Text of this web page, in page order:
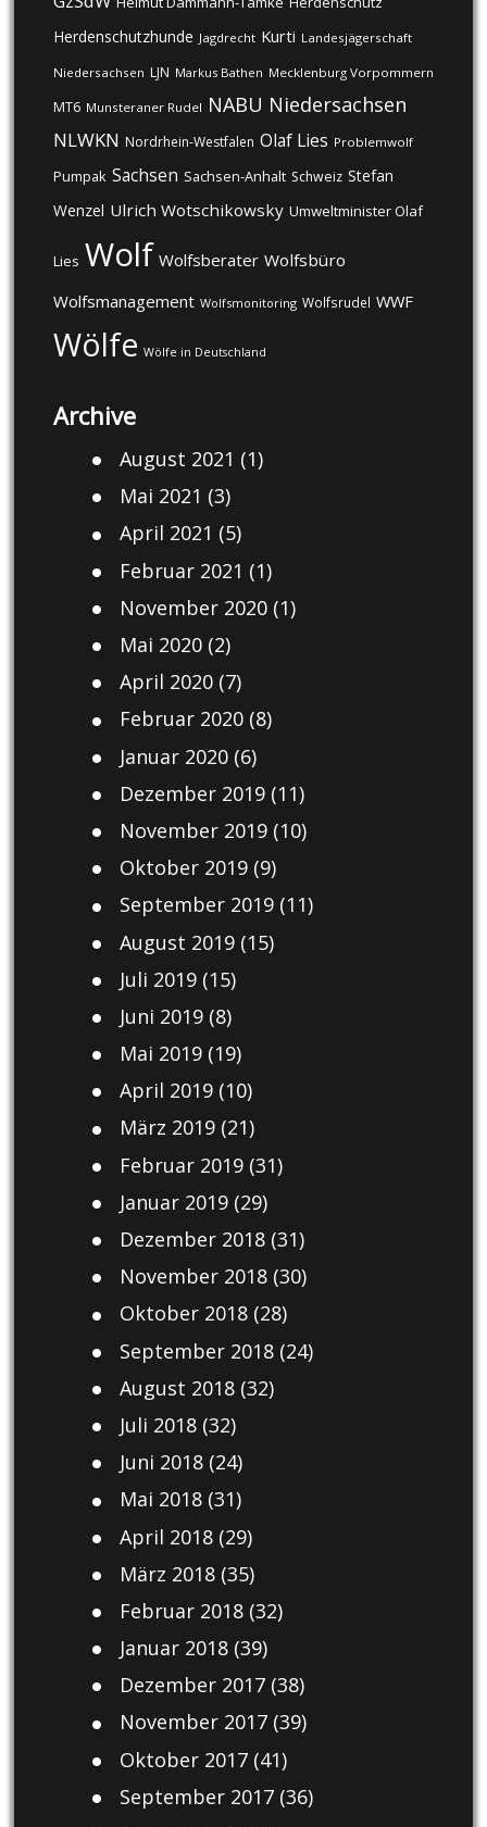
Herdenschutzhunde Jagdrecht Kurti Landesjägerschaft
Niedersachsen LJN Markus Bathen Mecklenburg Vorpommern
MT6 Munsteraner Rudel NABU Niedersachsen
NLWKN Nordrhein-Westfalen Olaf Lies Problemwolf
Pumpak Sachsen Sachsen-Anhalt Schweiz Stefan
Wenzel Ulrich Wotschikowsky Umweltminister Olaf
Lies Wolf Wolfsberater Wolfsbüro
Wolfsmanagement Wolfsmonitoring Wolfsrudel WWF
Wölfe Wölfe in Deutschland
Archive
August 2021 (1)
Mai 2021 (3)
April 2021 (5)
Februar 2021 (1)
November 2020(1)
Mai 2020(2)
April 2020(7)
Februar 2020(8)
Januar 2020(6)
Dezember 2019(11)
November 2019(10)
Oktober 2019(9)
September 2019(11)
August 2019(15)
Juli 2019(15)
Juni 2019(8)
Mai 2019(19)
April 2019(10)
März 2019(21)
Februar 2019(31)
Januar 2019(29)
Dezember 2018(31)
November 2018(30)
Oktober 2018(28)
September 2018(24)
August 2018(32)
Juli 2018(32)
Juni 2018(24)
Mai 2018(31)
April 2018(29)
März 2018(35)
Februar 2018(32)
Januar 2018(39)
Dezember 2017(38)
November 2017(39)
Oktober 2017(41)
September 2017(36)